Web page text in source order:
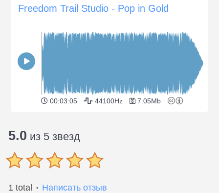
Freedom Trail Studio - Pop in Gold
00:03:05 44100Hz 7.05Mb
5.0 из 5 звезд
1 total ● Написать отзыв